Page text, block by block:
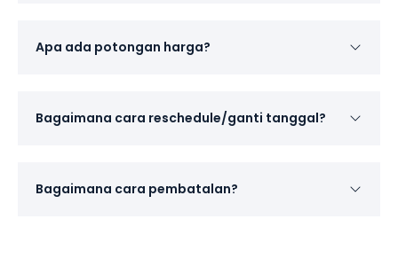
Apa ada potongan harga?
Bagaimana cara reschedule/ganti tanggal?
Bagaimana cara pembatalan?